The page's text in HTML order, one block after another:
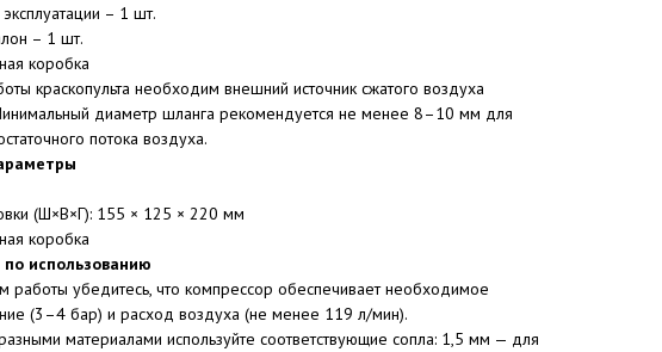
– 1 шт.
– 1 шт.
коробка
краскопульта необходим внешний источник сжатого воздуха
диаметр шланга рекомендуется не менее 8–10 мм для
потока воздуха.
(Ш×В×Г): 155 × 125 × 220 мм
коробка
использованию
работы убедитесь, что компрессор обеспечивает необходимое
(3–4 бар) и расход воздуха (не менее 119 л/мин).
материалами используйте соответствующие сопла: 1,5 мм — для